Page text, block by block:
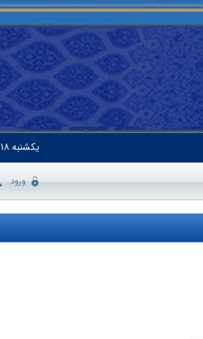
یکشنبه۱۸ اَمرداد ۱۴۰۵
ورود